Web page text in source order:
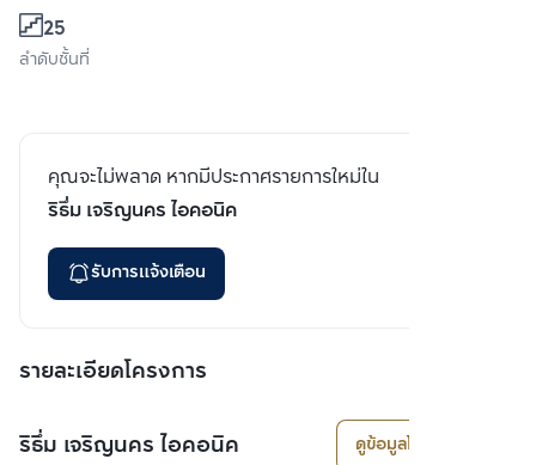
25
ลำดับชั้นที่
คุณจะไม่พลาด หากมีประกาศรายการใหม่ใน
ริธึ่ม เจริญนคร ไอคอนิค
รับการแจ้งเตือน
รายละเอียดโครงการ
ริธึ่ม เจริญนคร ไอคอนิค ดูข้อมูลโครงการ